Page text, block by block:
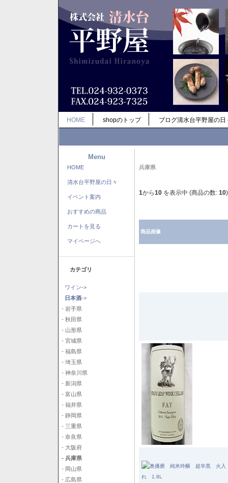
HOME shopのトップ ブログ清水台平野屋の日
Menu
HOME
清水台平野屋の日々
イベント案内
おすすめの商品
カートを見る
マイページへ
カテゴリ
ワイン->
日本酒->
- 岩手県
- 秋田県
- 山形県
- 宮城県
- 福島県
- 埼玉県
- 神奈川県
- 新潟県
- 富山県
- 福井県
- 静岡県
- 三重県
- 奈良県
- 大阪府
- 兵庫県
- 岡山県
- 広島県
兵庫県
1から10 を表示中 (商品の数: 10)
商品画像